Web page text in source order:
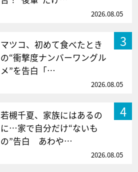
2026.08.05
3
マツコ、初めて食べたとき
の“衝撃度ナンバーワングル
メ”を告白「…
2026.08.05
4
若槻千夏、家族にはあるの
に…家で自分だけ“ないも
の”告白 あわや…
2026.08.05